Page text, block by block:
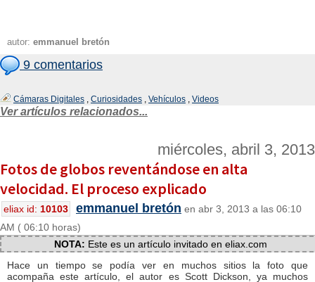
autor: emmanuel bretón
9 comentarios
Cámaras Digitales , Curiosidades , Vehículos , Videos
Ver artículos relacionados...
miércoles, abril 3, 2013
Fotos de globos reventándose en alta
velocidad. El proceso explicado
eliax id: 10103 emmanuel bretón en abr 3, 2013 a las 06:10
AM ( 06:10 horas)
NOTA: Este es un artículo invitado en eliax.com
Hace un tiempo se podía ver en muchos sitios la foto que
acompaña este artículo, el autor es Scott Dickson, ya muchos